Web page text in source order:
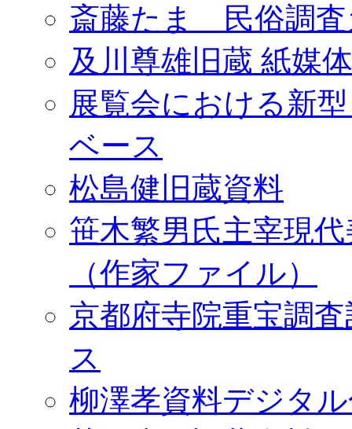
斎藤たま 民俗調査
及川尊雄旧蔵 紙媒
展覧会における新
ベース
松島健旧蔵資料
笹木繁男氏主宰現
（作家ファイル）
京都府寺院重宝調
ス
柳澤孝資料デジタ